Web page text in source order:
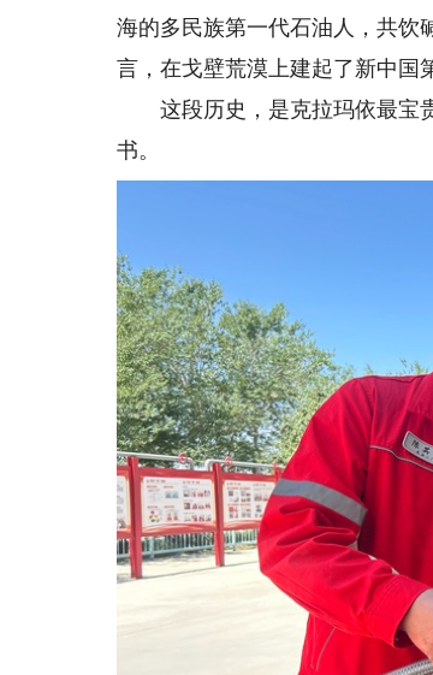
海的多民族第一代石油人，共饮
言，在戈壁荒漠上建起了新中国
这段历史，是克拉玛依最宝贵
书。